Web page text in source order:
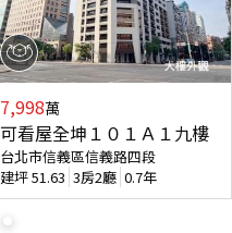
7,998萬
可看屋全坤１０１Ａ１九樓
台北市信義區信義路四段
建坪51.63 3房2廳 0.7年